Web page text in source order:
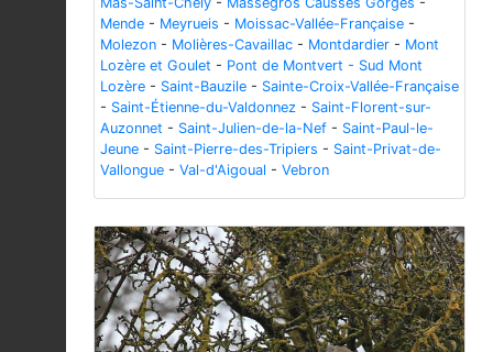
Mende - Meyrueis - Moissac-Vallée-Française -
Molezon - Molières-Cavaillac - Montdardier - Mont
Lozère et Goulet - Pont de Montvert - Sud Mont
Lozère - Saint-Bauzile - Sainte-Croix-Vallée-Française
- Saint-Étienne-du-Valdonnez - Saint-Florent-sur-
Auzonnet - Saint-Julien-de-la-Nef - Saint-Paul-le-
Jeune - Saint-Pierre-des-Tripiers - Saint-Privat-de-
Vallongue - Val-d'Aigoual - Vebron